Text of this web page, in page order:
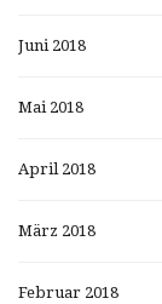
Juni 2018
Mai 2018
April 2018
März 2018
Februar 2018